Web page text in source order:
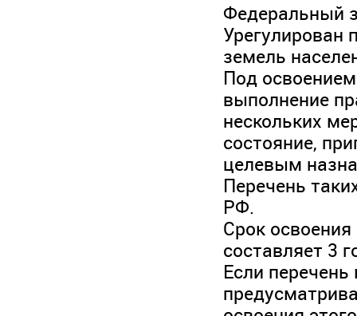
Федеральный
Урегулирован
земель
Под
выполнение
нескольких
состояние,
целевым
Перечень
РФ.
Срок
составляет 3
Если